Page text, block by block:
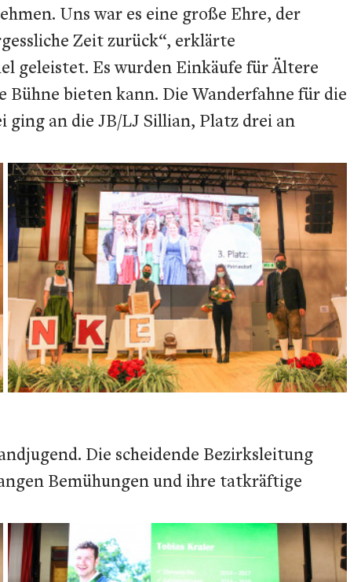
Uns war es eine große Ehre, der
Zeit zurück“, erklärte
geleistet. Es wurden Einkäufe für Ältere
bieten kann. Die Wanderfahne für die
an die JB/LJ Sillian, Platz drei an
Die scheidende Bezirksleitung
Bemühungen und ihre tatkräftige